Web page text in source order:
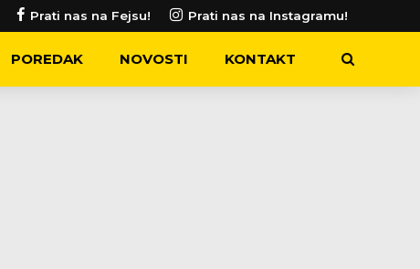
Prati nas na Fejsu! Prati nas na Instagramu!
POREDAK NOVOSTI KONTAKT